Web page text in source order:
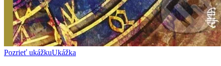
Pozrieť ukážkuUkážka